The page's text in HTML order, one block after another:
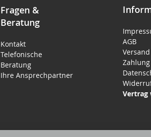
Fragen &
Beratung
Kontakt
Telefonische
Beratung
Ihre Ansprechpartner
AGB
Versand
Zahlung
Vertrag